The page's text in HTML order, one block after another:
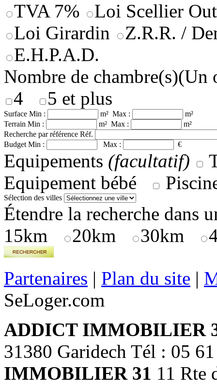
TVA 7%
Loi Scellier
Loi Girardin
Z.R.R. /
E.H.P.A.D.
Nombre de chambre(s)(Un
4
5 et plus
Surface Min : m² Max :
m²
Terrain Min : m² Max :
m²
Recherche par référence Réf.
Budget Min : Max : €
Equipements (facultatif)
Equipement bébé
Sélection des villes
Étendre la recherche dans
15km
20km 30km
Partenaires | Plan du site |
SeLoger.com
ADDICT IMMOBILIER
31380 Garidech Tél : 05
IMMOBILIER 31 11 Rte